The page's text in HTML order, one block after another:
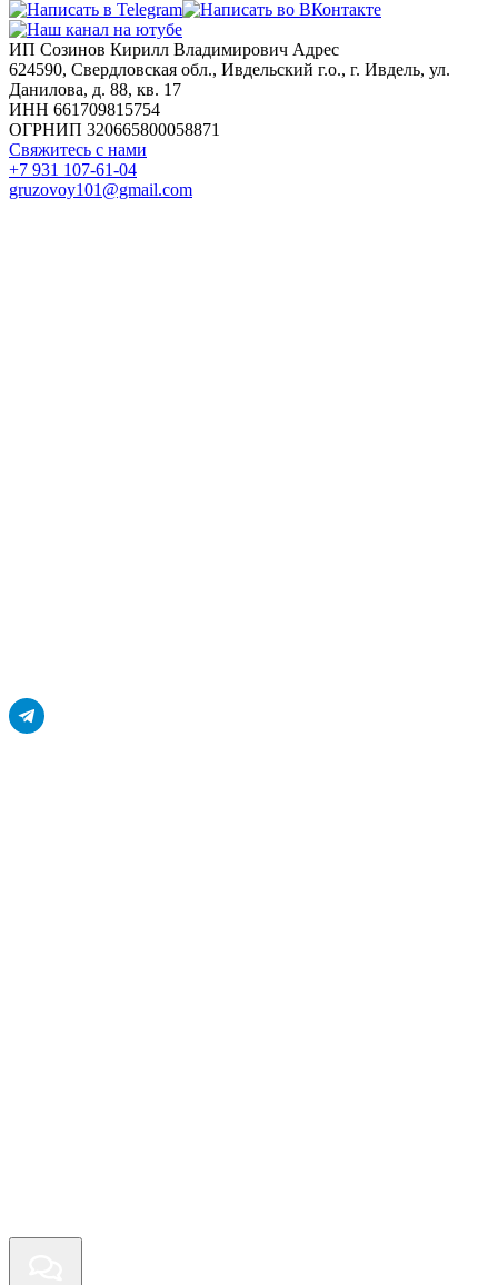
ИП Созинов Кирилл Владимирович Адрес
624590, Свердловская обл., Ивдельский г.о., г. Ивдель, ул.
Данилова, д. 88, кв. 17
ИНН 661709815754
ОГРНИП 320665800058871
Свяжитесь с нами
+7 931 107-61-04
gruzovoy101@gmail.com